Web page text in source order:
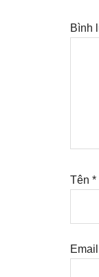
Bình
Tên *
Email